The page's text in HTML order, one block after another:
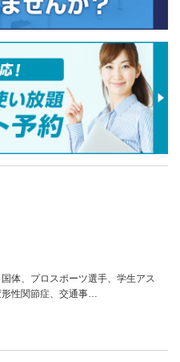
体、プロスポーツ選手、学生アス
性関節症、交通事…